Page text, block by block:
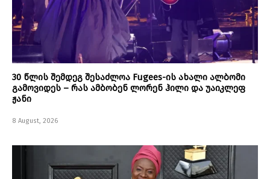
30 წლის შემდეგ შესაძლოა Fugees-ის ახალი ალბომი
გამოვიდეს – რას ამბობენ ლორენ ჰილი და უაიკლეფ
ჟანი
8 August, 2026